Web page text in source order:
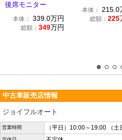
後席モニター
本体： 339.0万円
総額： 349万円
本体： 215.0
総額： 225
中古車販売店情報
ジョイフルオート
営業時間 （平日）10:00～19:00 （